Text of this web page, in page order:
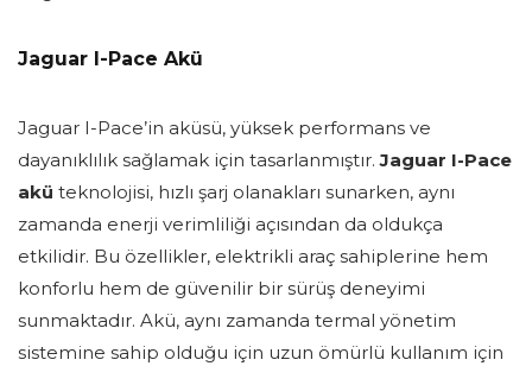
Jaguar I-Pace Akü
Jaguar I-Pace’in aküsü, yüksek performans ve
dayanıklılık sağlamak için tasarlanmıştır.Jaguar I-Pace
akü teknolojisi, hızlı şarj olanakları sunarken, aynı
zamanda enerji verimliliği açısından da oldukça
etkilidir. Bu özellikler, elektrikli araç sahiplerine hem
konforlu hem de güvenilir bir sürüş deneyimi
sunmaktadır. Akü, aynı zamanda termal yönetim
sistemine sahip olduğu için uzun ömürlü kullanım için